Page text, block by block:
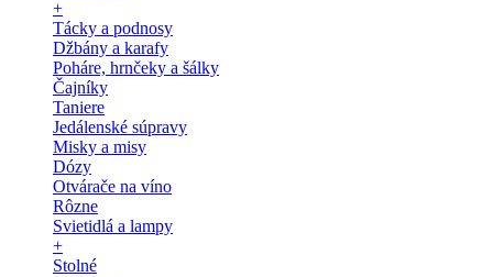
+
Tácky a podnosy
Džbány a karafy
Poháre, hrnčeky a šálky
Čajníky
Taniere
Jedálenské súpravy
Misky a misy
Dózy
Otvárače na víno
Rôzne
Svietidlá a lampy
+
Stolné